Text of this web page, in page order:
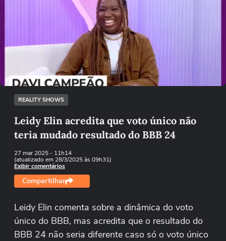
Não foi possível reproduzir o vídeo
Tentar novamente
REALITY SHOWS
Leidy Elin acredita que voto único não
teria mudado resultado do BBB 24
27 mar 2025- 11h14
(atualizado em 28/3/2025 às 09h31)
Exibir comentários
Compartilhar
Leidy Elin comenta sobre a dinâmica do voto
único do BBB, mas acredita que o resultado do
BBB 24 não seria diferente caso só o voto único